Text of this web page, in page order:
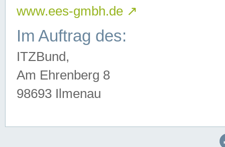
www.ees-gmbh.de ↗
Im Auftrag des:
ITZBund,
Am Ehrenberg 8
98693 Ilmenau